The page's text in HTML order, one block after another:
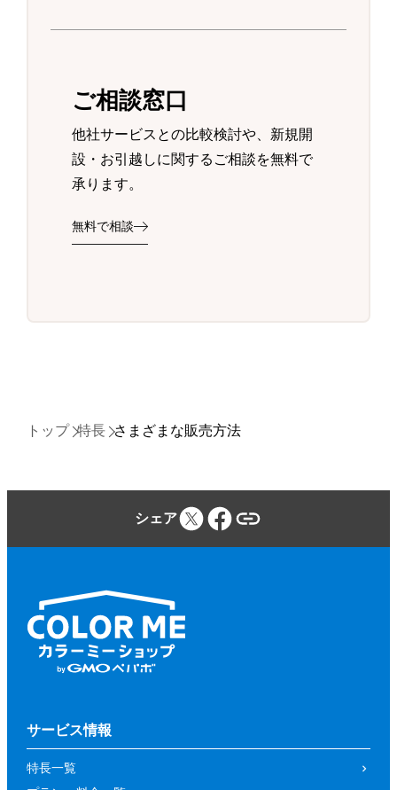
ご相談窓口
他社サービスとの比較検討や、新規開
設・お引越しに関するご相談を無料で
承ります。
無料で相談
トップ 特長 さまざまな販売方法
シェア
サービス情報
特長一覧